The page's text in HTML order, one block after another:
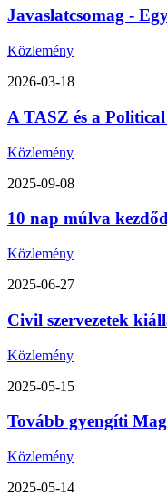
Javaslatcsomag -
Közlemény
2026-03-18
A TASZ és a
Közlemény
2025-09-08
10 nap múlva
Közlemény
2025-06-27
Civil szervezetek
Közlemény
2025-05-15
Tovább gyengíti
Közlemény
2025-05-14